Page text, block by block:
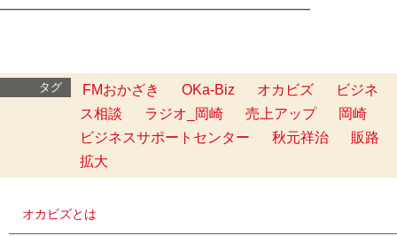
━━━━━━━━━━━━━━━━━━━━━━━━━
タグ FMおかざき OKa-Biz オカビズ
ビジネ
ス相談
ラジオ_岡崎 売上アップ
岡崎
ビジネスサポートセンター
秋元祥治
販路
拡大
オカビズとは